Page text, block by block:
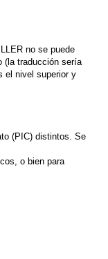
no se puede
(la traducción sería
el nivel superior y
(PIC) distintos. Se
o bien para